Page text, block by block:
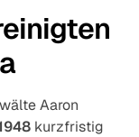
Aaron
kurzfristig